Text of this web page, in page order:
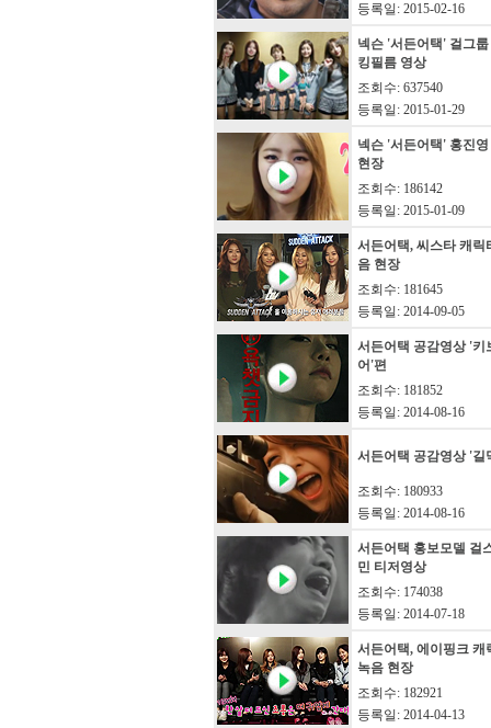
등록일: 2015-02-16
넥슨 '서든어택' 걸그
킹필름 영상
조회수: 637540
등록일: 2015-01-29
넥슨 '서든어택' 홍진
현장
조회수: 186142
등록일: 2015-01-09
서든어택, 씨스타 캐릭
음 현장
조회수: 181645
등록일: 2014-09-05
서든어택 공감영상 '키
어'편
조회수: 181852
등록일: 2014-08-16
서든어택 공감영상 '길
조회수: 180933
등록일: 2014-08-16
서든어택 홍보모델 걸
민 티저영상
조회수: 174038
등록일: 2014-07-18
서든어택, 에이핑크 캐
녹음 현장
조회수: 182921
등록일: 2014-04-13